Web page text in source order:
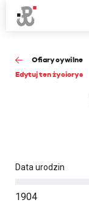
Ofiary cywilne
Edytuj ten życiorys
Data urodzin
1904